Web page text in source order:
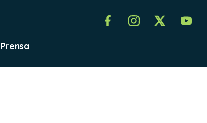
Prensa